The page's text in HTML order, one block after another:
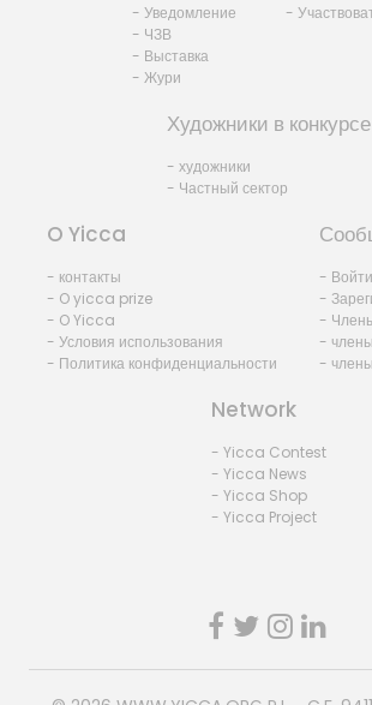
- Уведомление
- ЧЗВ
- Выставка
- Жури
-
Художники в конкурсе
- художники
- Частный сектор
O Yicca
- контакты
- O yicca prize
- O Yicca
- Условия использования
- Политика конфиденциальности
- Войти
-
-
-
-
Network
- Yicca Contest
- Yicca News
- Yicca Shop
- Yicca Project